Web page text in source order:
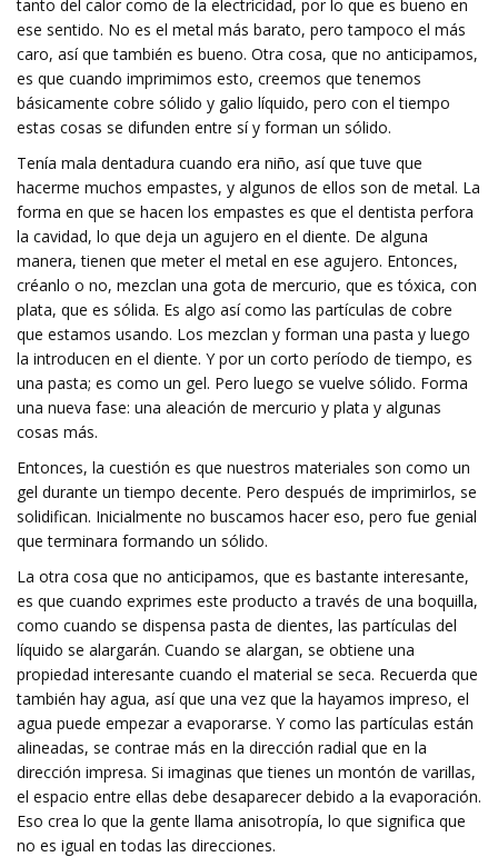
tanto del calor como de la electricidad, por lo que es bueno en
ese sentido. No es el metal más barato, pero tampoco el más
caro, así que también es bueno. Otra cosa, que no anticipamos,
es que cuando imprimimos esto, creemos que tenemos
básicamente cobre sólido y galio líquido, pero con el tiempo
estas cosas se difunden entre sí y forman un sólido.
Tenía mala dentadura cuando era niño, así que tuve que
hacerme muchos empastes, y algunos de ellos son de metal. La
forma en que se hacen los empastes es que el dentista perfora
la cavidad, lo que deja un agujero en el diente. De alguna
manera, tienen que meter el metal en ese agujero. Entonces,
créanlo o no, mezclan una gota de mercurio, que es tóxica, con
plata, que es sólida. Es algo así como las partículas de cobre
que estamos usando. Los mezclan y forman una pasta y luego
la introducen en el diente. Y por un corto período de tiempo, es
una pasta; es como un gel. Pero luego se vuelve sólido. Forma
una nueva fase: una aleación de mercurio y plata y algunas
cosas más.
Entonces, la cuestión es que nuestros materiales son como un
gel durante un tiempo decente. Pero después de imprimirlos, se
solidifican. Inicialmente no buscamos hacer eso, pero fue genial
que terminara formando un sólido.
La otra cosa que no anticipamos, que es bastante interesante,
es que cuando exprimes este producto a través de una boquilla,
como cuando se dispensa pasta de dientes, las partículas del
líquido se alargarán. Cuando se alargan, se obtiene una
propiedad interesante cuando el material se seca. Recuerda que
también hay agua, así que una vez que la hayamos impreso, el
agua puede empezar a evaporarse. Y como las partículas están
alineadas, se contrae más en la dirección radial que en la
dirección impresa. Si imaginas que tienes un montón de varillas,
el espacio entre ellas debe desaparecer debido a la evaporación.
Eso crea lo que la gente llama anisotropía, lo que significa que
no es igual en todas las direcciones.